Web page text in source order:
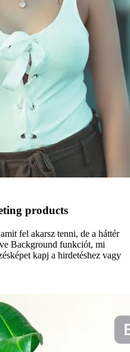
products
fel akarsz tenni, de a háttér
Background funkciót, mi
kapj a hirdetéshez vagy